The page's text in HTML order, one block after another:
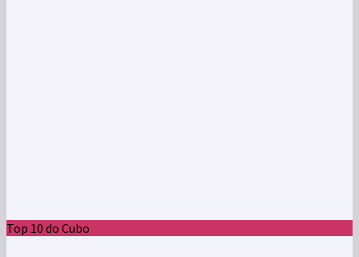
Top 10 do Cubo